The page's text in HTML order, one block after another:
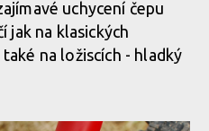
uchycení čepu
jak na klasických
na ložiscích - hladký